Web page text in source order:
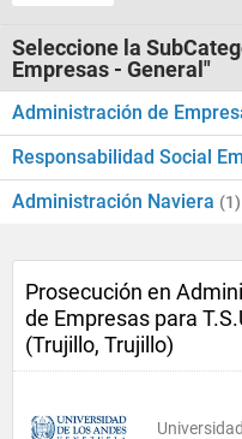
Seleccione la
Empresas - General"
Administración de
Responsabilidad Social
Administración Naviera (1)
Prosecución en
de Empresas para
(Trujillo, Trujillo)